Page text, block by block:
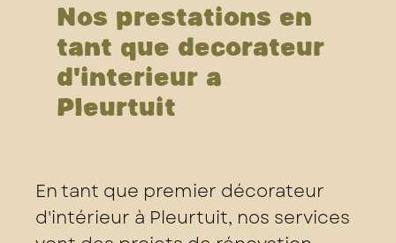
Nos prestations en
tant que décorateur
d'intérieur à
Pleurtuit
En tant que premier décorateur
d'intérieur à Pleurtuit, nos services